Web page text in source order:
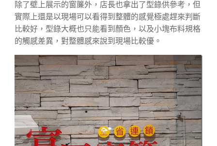
除了壁上展示的窗簾外，店長也拿出了型錄供參考，但
實際上還是以現場可以看得到整體的感覺極處趕來判斷
比較好，型錄大概也只能看到顏色，以及小塊布料規格
的觸感差異，對整體感來說到現場比較優。